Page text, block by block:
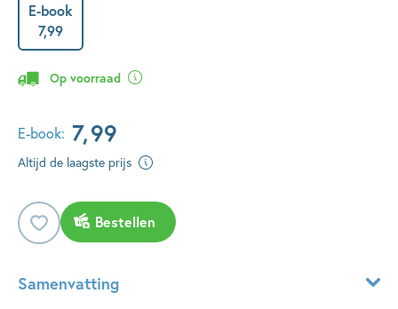
E-book
7,99
Op voorraad
E-book: 7,99
Altijd de laagste prijs
Bestellen
Samenvatting